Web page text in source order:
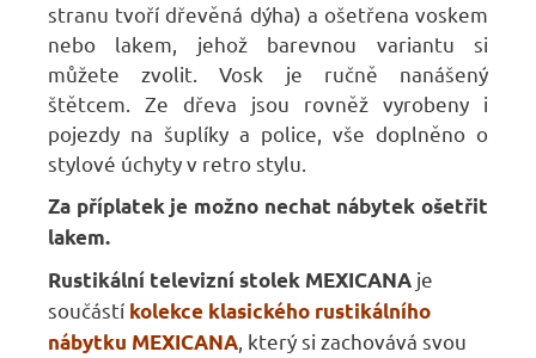
stranu tvoří dřevěná dýha) a ošetřena voskem
nebo lakem, jehož barevnou variantu si
můžete zvolit. Vosk je ručně nanášený
štětcem. Ze dřeva jsou rovněž vyrobeny i
pojezdy na šuplíky a police, vše doplněno o
stylové úchyty v retro stylu.
Za příplatek je možno nechat nábytek ošetřit
lakem.
Rustikální televizní stolek MEXICANA je
součástí kolekce klasického rustikálního
nábytku MEXICANA, který si zachovává svou